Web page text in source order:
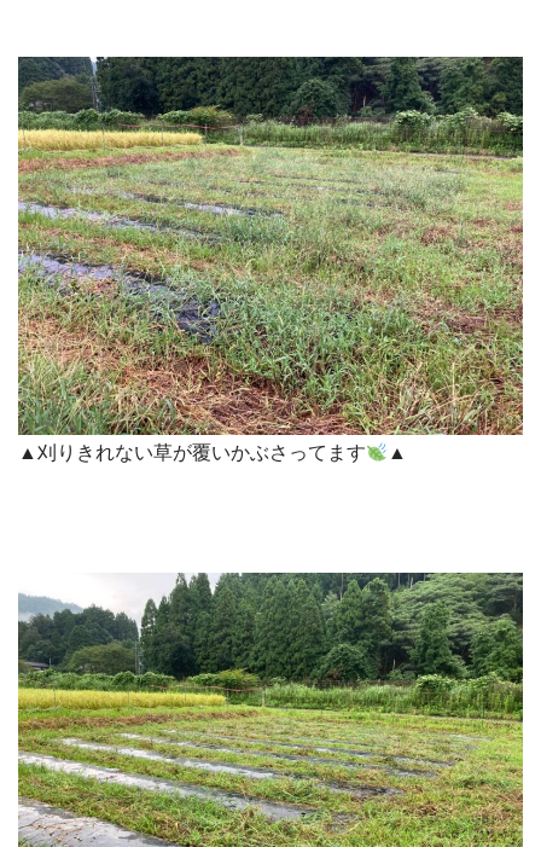
▲刈りきれない草が覆いかぶさってます ▲